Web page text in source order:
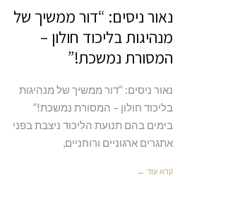
נאור ניסים: “דור ממשיך של
מנהיגות בליכוד חולון –
המסורת נמשכת!”
נאור ניסים: “דור ממשיך של מנהיגות
בליכוד חולון – המסורת נמשכת!”
בימים בהם תנועת הליכוד ניצבת בפני
אתגרים ארגוניים ורוחניים,
קרא עוד ←